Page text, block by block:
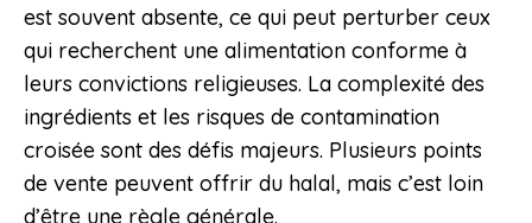
est souvent absente, ce qui peut perturber ceux
qui recherchent une alimentation conforme à
leurs convictions religieuses. La complexité des
ingrédients et les risques de contamination
croisée sont des défis majeurs. Plusieurs points
de vente peuvent offrir du halal, mais c’est loin
d’être une règle générale.